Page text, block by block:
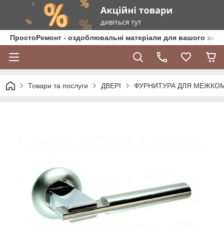
ПростоРемонт - оздоблювальні матеріали для вашого
Товари та послуги ДВЕРІ ФУРНИТУРА ДЛЯ